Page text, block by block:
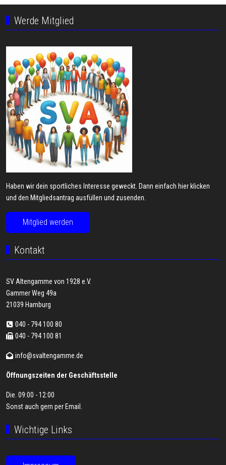
Werde Mitglied
Haben wir dein sportliches Interesse geweckt. Dann einfach hier klicken
und den Mitgliedsantrag ausfüllen und zusenden.
Mitglied werden
Kontakt
SV Altengamme von 1928 e.V.
Gammer Weg 49a
21039 Hamburg
040 - 794 100 80
040 - 794 100 81
info@svaltengamme.de
Öffnungszeiten der Geschäftsstelle
Die. 09:00 - 12:00
Sonst auch gern perEmail
Wichtige Links